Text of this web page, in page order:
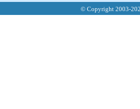
© Copyright 2003-